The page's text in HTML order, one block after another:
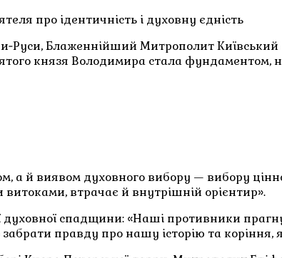
про ідентичність і духовну єдність
Блаженнійший Митрополит Київський
князя Володимира стала фундаментом,
а й виявом духовного вибору — вибору
витоками, втрачає й внутрішній орієнтир».
спадщини: «Наші противники
правду про нашу історію та